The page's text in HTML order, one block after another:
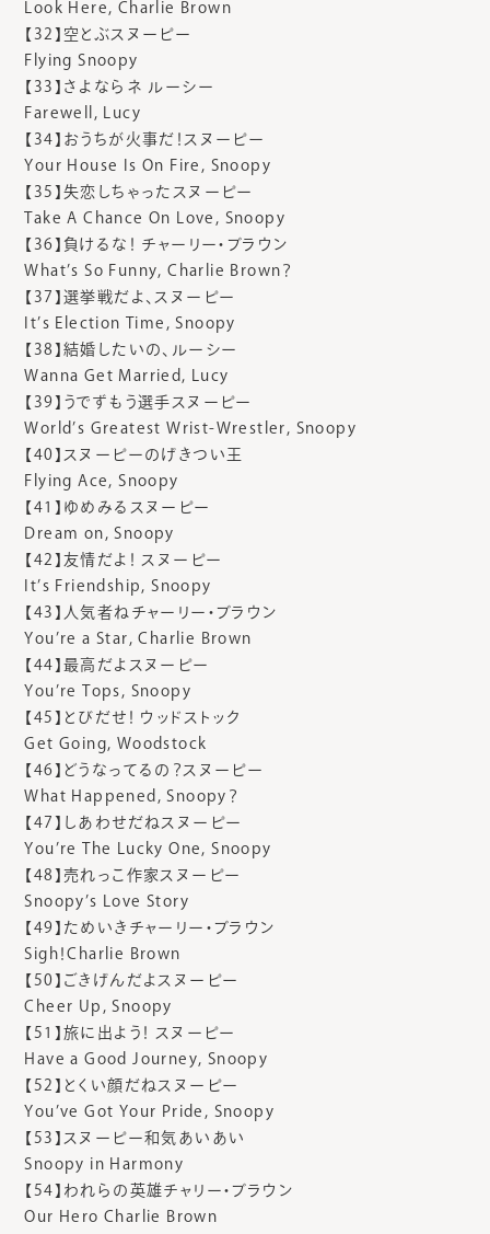
Look Here, Charlie Brown
【32】空とぶスヌーピー
Flying Snoopy
【33】さよならネ ルーシー
Farewell, Lucy
【34】おうちが火事だ！スヌーピー
Your House Is On Fire, Snoopy
【35】失恋しちゃったスヌーピー
Take A Chance On Love, Snoopy
【36】負けるな！ チャーリー・ブラウン
What’s So Funny, Charlie Brown？
【37】選挙戦だよ、スヌーピー
It’s Election Time, Snoopy
【38】結婚したいの、ルーシー
Wanna Get Married, Lucy
【39】うでずもう選手スヌーピー
World’s Greatest Wrist-Wrestler, Snoopy
【40】スヌーピーのげきつい王
Flying Ace, Snoopy
【41】ゆめみるスヌーピー
Dream on, Snoopy
【42】友情だよ！ スヌーピー
It’s Friendship, Snoopy
【43】人気者ねチャーリー・ブラウン
You’re a Star, Charlie Brown
【44】最高だよスヌーピー
You’re Tops, Snoopy
【45】とびだせ！ ウッドストック
Get Going, Woodstock
【46】どうなってるの？スヌーピー
What Happened, Snoopy？
【47】しあわせだねスヌーピー
You’re The Lucky One, Snoopy
【48】売れっこ作家スヌーピー
Snoopy’s Love Story
【49】ためいきチャーリー・ブラウン
Sigh！Charlie Brown
【50】ごきげんだよスヌーピー
Cheer Up, Snoopy
【51】旅に出よう！ スヌーピー
Have a Good Journey, Snoopy
【52】とくい顔だねスヌーピー
You’ve Got Your Pride, Snoopy
【53】スヌーピー和気あいあい
Snoopy in Harmony
【54】われらの英雄チャリー・ブラウン
Our Hero Charlie Brown